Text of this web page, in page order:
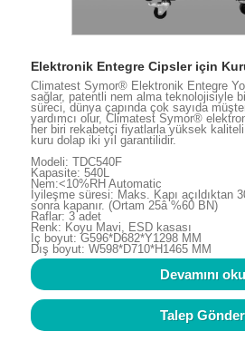
Elektronik Entegre Cipsler için
Climatest Symor® Elektronik Entegre
sağlar, patentli nem alma teknolojisiyle
süreci, dünya çapında çok sayıda
yardımcı olur, Climatest Symor®
her biri rekabetçi fiyatlarla yüksek
kuru dolap iki yıl garantilidir.
Modeli: TDC540F
Kapasite: 540L
Nem:<10%RH Automatic
İyileşme süresi: Maks. Kapı açıldıktan
sonra kapanır. (Ortam 25â %60 BN)
Raflar: 3 adet
Renk: Koyu Mavi, ESD kasası
İç boyut: G596*D682*Y1298 MM
Dış boyut: W598*D710*H1465 MM
Devamını oku
Talep Gönder